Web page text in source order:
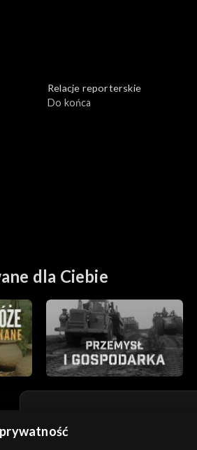
Relacje reporterskie
Do końca
dla Ciebie
S.A. w likwidacji